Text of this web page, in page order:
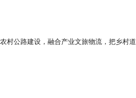
村公路建设，融合产业文旅物流，把乡村